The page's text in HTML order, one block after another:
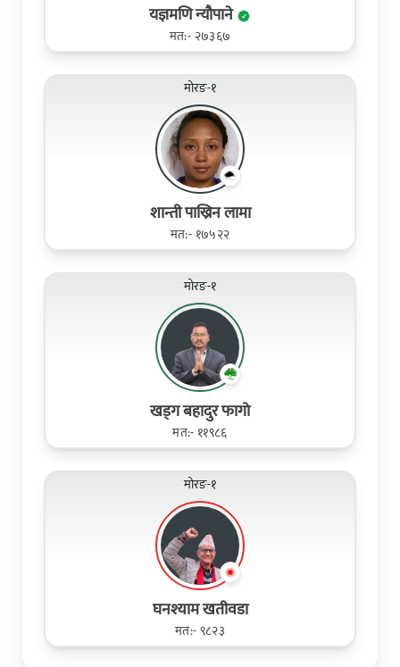
यज्ञमणि न्याैपाने
मत:- २७३६७
मोरङ-१
शान्ती पाख्रिन लामा
मत:- १७५२२
मोरङ-१
खड्ग बहादुर फागो
मत:- ११९८६
मोरङ-१
घनश्याम खतीवडा
मत:- ९८२३